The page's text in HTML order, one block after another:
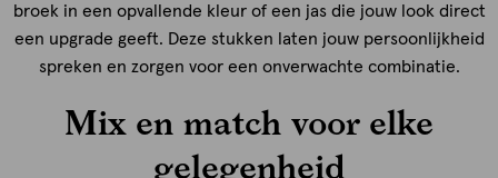
broek in een opvallende kleur of een jas die jouw look direct
een upgrade geeft. Deze stukken laten jouw persoonlijkheid
spreken en zorgen voor een onverwachte combinatie.
Mix en match voor elke
gelegenheid